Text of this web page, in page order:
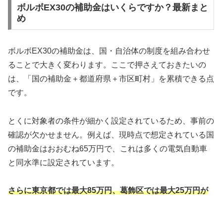
ボルボEX30の補助金はいくらですか？最新まと
め
ボルボEX30の補助金は、国・自治体の制度を組み合わせ
ることで大きく変わります。ここで押さえておきたいの
は、「国の補助金＋都道府県＋市区町村」を累積できる点
です。
とくに対象者の条件が細かく設定されているため、事前の
確認が欠かせません。例えば、現時点で想定されている国
の補助金はおおむね65万円で、これは多くの電気自動車
と同水準に設定されています。
さらに東京都では最大85万円、葛飾区では最大25万円が